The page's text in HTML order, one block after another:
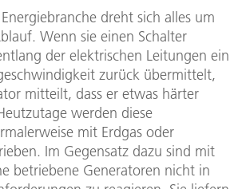
dreht sich alles um
Wenn sie einen Schalter
der elektrischen Leitungen ein
zurück übermittelt,
mitteilt, dass er etwas härter
werden diese
mit Erdgas oder
Im Gegensatz dazu sind mit
betriebene Generatoren nicht in